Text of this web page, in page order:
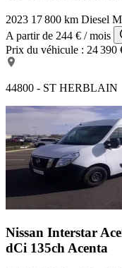
2023 17 800 km Diesel
A partir de 244 € / mois
Prix du véhicule : 24 390
44800 - ST HERBLAIN
Nissan Interstar
dCi 135ch Acenta